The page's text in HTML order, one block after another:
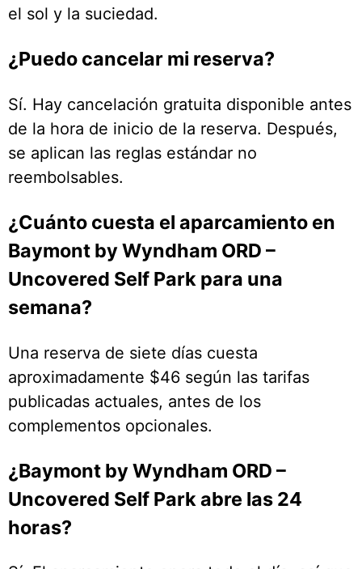
el sol y la suciedad.
¿Puedo cancelar mi reserva?
Sí. Hay cancelación gratuita disponible antes
de la hora de inicio de la reserva. Después,
se aplican las reglas estándar no
reembolsables.
¿Cuánto cuesta el aparcamiento en
Baymont by Wyndham ORD –
Uncovered Self Park para una
semana?
Una reserva de siete días cuesta
aproximadamente $46 según las tarifas
publicadas actuales, antes de los
complementos opcionales.
¿Baymont by Wyndham ORD –
Uncovered Self Park abre las 24
horas?